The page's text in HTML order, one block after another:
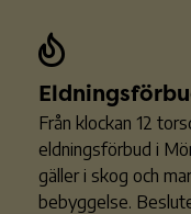
Från klockan 12
eldningsförbud i
gäller i skog och
bebyggelse.